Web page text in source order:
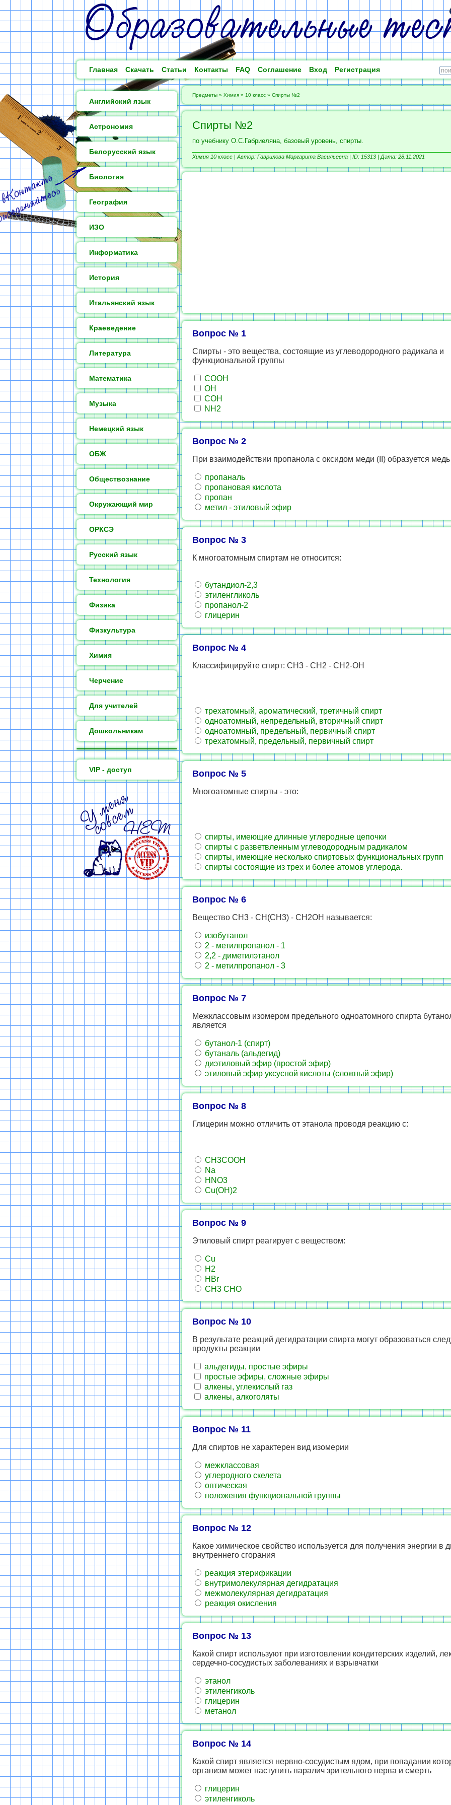
Главная Скачать Статьи Контакты FAQ Соглашение Вход Регистрация
Английский язык
Астрономия
Белорусский язык
Биология
География
ИЗО
Информатика
История
Итальянский язык
Краеведение
Литература
Математика
Музыка
Немецкий язык
ОБЖ
Обществознание
Окружающий мир
ОРКСЭ
Русский язык
Технология
Физика
Физкультура
Химия
Черчение
Для учителей
Дошкольникам
VIP - доступ
Предметы » Химия » 10 класс » Спирты №2
Спирты №2
по учебнику О.С.Габриеляна, базовый уровень, спирты.
Химия 10 класс | Автор: Гаврилова Маргарита Васильевна | ID: 15313 | Дата: 28.11.2021
Вопрос № 1
Спирты - это вещества, состоящие из углеводородного радикала и
функциональной группы
СООН
ОН
СОН
NH2
Вопрос № 2
При взаимодействии пропанола с оксидом меди (II) образуется медь
пропаналь
пропановая кислота
пропан
метил - этиловый эфир
Вопрос № 3
К многоатомным спиртам не относится:
бутандиол-2,3
этиленгликоль
пропанол-2
глицерин
Вопрос № 4
Классифицируйте спирт: СН3 - СН2 - СН2-ОН
трехатомный, ароматический, третичный спирт
одноатомный, непредельный, вторичный спирт
одноатомный, предельный, первичный спирт
трехатомный, предельный, первичный спирт
Вопрос № 5
Многоатомные спирты - это:
спирты, имеющие длинные углеродные цепочки
спирты с разветвленным углеводородным радикалом
спирты, имеющие несколько спиртовых функциональных групп
спирты состоящие из трех и более атомов углерода.
Вопрос № 6
Вещество CH3 - CH(СН3) - CH2OH называется:
изобутанол
2 - метилпропанол - 1
2,2 - диметилэтанол
2 - метилпропанол - 3
Вопрос № 7
Межклассовым изомером предельного одноатомного спирта
является
бутанол-1 (спирт)
бутаналь (альдегид)
диэтиловый эфир (простой эфир)
этиловый эфир уксусной кислоты (сложный эфир)
Вопрос № 8
Глицерин можно отличить от этанола проводя реакцию с:
CH3COOH
Na
HNO3
Cu(OH)2
Вопрос № 9
Этиловый спирт реагирует с веществом:
Сu
Н2
НBr
CH3 CHO
Вопрос № 10
В результате реакций дегидратации спирта могут образоваться
продукты реакции
альдегиды, простые эфиры
простые эфиры, сложные эфиры
алкены, углекислый газ
алкены, алкоголяты
Вопрос № 11
Для спиртов не характерен вид изомерии
межклассовая
углеродного скелета
оптическая
положения функциональной группы
Вопрос № 12
Какое химическое свойство используется для получения энергии в
внутреннего сгорания
реакция этерификации
внутримолекулярная дегидратация
межмолекулярная дегидратация
реакция окисления
Вопрос № 13
Какой спирт используют при изготовлении кондитерских изделий,
сердечно-сосудистых заболеваниях и взрывчатки
этанол
этиленгиколь
глицерин
метанол
Вопрос № 14
Какой спирт является нервно-сосудистым ядом, при попадании
организм может наступить паралич зрительного нерва и смерть
глицерин
этиленгиколь